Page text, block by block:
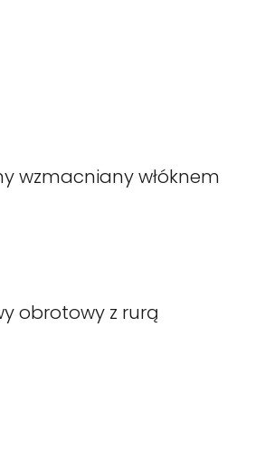
wzmacniany włóknem
obrotowy z rurą